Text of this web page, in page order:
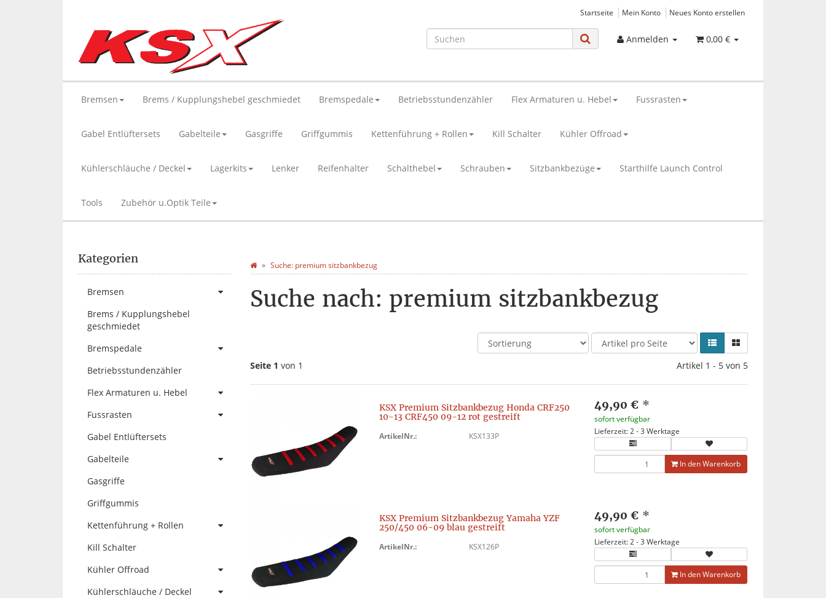
Startseite Mein Konto Neues Konto erstellen
Anmelden 0,00 €
Bremsen Brems / Kupplungshebel geschmiedet Bremspedale Betriebsstundenzähler Flex Armaturen u. Hebel Fussrasten
Gabel Entlüftersets Gabelteile Gasgriffe Griffgummis Kettenführung + Rollen Kill Schalter Kühler Offroad
Kühlerschläuche / Deckel Lagerkits Lenker Reifenhalter Schalthebel Schrauben Sitzbankbezüge Starthilfe Launch Control
Tools Zubehör u.Optik Teile
Suche: premium sitzbankbezug
Suche nach: premium sitzbankbezug
Seite 1 von 1 Artikel 1 - 5 von 5
KSX Premium Sitzbankbezug Honda CRF250
10-13 CRF450 09-12 rot gestreift
ArtikelNr.: KSX133P
49,90 € *
sofort verfügbar
Lieferzeit: 2 - 3 Werktage
In den Warenkorb
KSX Premium Sitzbankbezug Yamaha YZF
250/450 06-09 blau gestreift
ArtikelNr.: KSX126P
49,90 € *
sofort verfügbar
Lieferzeit: 2 - 3 Werktage
In den Warenkorb
Kategorien
Bremsen
Brems / Kupplungshebel
geschmiedet
Bremspedale
Betriebsstundenzähler
Flex Armaturen u. Hebel
Fussrasten
Gabel Entlüftersets
Gabelteile
Gasgriffe
Griffgummis
Kettenführung + Rollen
Kill Schalter
Kühler Offroad
Kühlerschläuche / Deckel